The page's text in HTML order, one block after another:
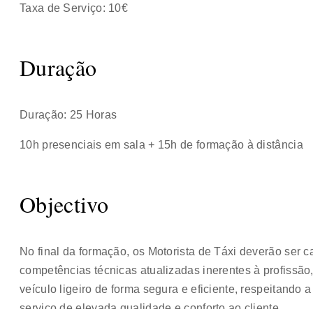
Taxa de Serviço: 10€
Duração
Duração: 25 Horas
10h presenciais em sala + 15h de formação à distância
Objectivo
No final da formação, os Motorista de Táxi deverão ser
competências técnicas atualizadas inerentes à
veículo ligeiro de forma segura e eficiente, respeitando